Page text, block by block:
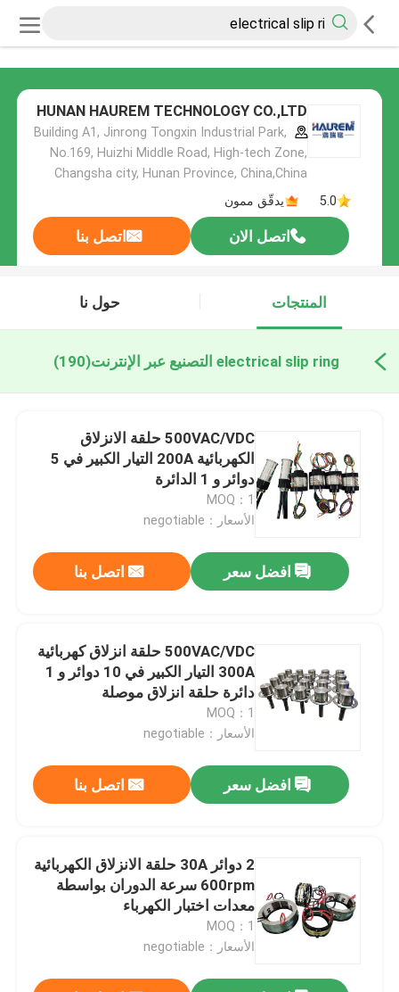
HUNAN HAUREM TECHNOLOGY CO.,LTD
Building A1, Jinrong Tongxin Industrial Park,
No.169, Huizhi Middle Road, High-tech Zone,
Changsha city, Hunan Province, China,China
5.0
يدقّق ممون
اتصل الان اتصل بنا
المنتجات حول نا
electrical slip ring التصنيع عبر الإنترنت (190)
500VAC/VDC حلقة الانزلاق
الكهربائية 200A التيار الكبير في 5
دوائر و 1 الدائرة
MOQ：1
الأسعار：negotiable
افضل سعر اتصل بنا
500VAC/VDC حلقة انزلاق كهربائية
300A التيار الكبير في 10 دوائر و 1
دائرة حلقة انزلاق موصلة
MOQ：1
الأسعار：negotiable
افضل سعر اتصل بنا
2 دوائر 30A حلقة الانزلاق الكهربائية
600rpm سرعة الدوران بواسطة
معدات اختبار الكهرباء
MOQ：1
الأسعار：negotiable